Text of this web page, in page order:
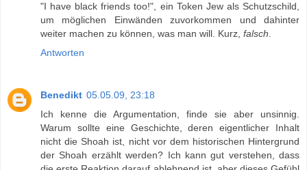
"I have black friends too!", ein Token Jew als Schutzschild,
um möglichen Einwänden zuvorkommen und dahinter
weiter machen zu können, was man will. Kurz, falsch
Antworten
Benedikt 05.05.09, 23:18
Ich kenne die Argumentation, finde sie aber unsinnig.
Warum sollte eine Geschichte, deren eigentlicher Inhalt
nicht die Shoah ist, nicht vor dem historischen Hintergrund
der Shoah erzählt werden? Ich kann gut verstehen, dass